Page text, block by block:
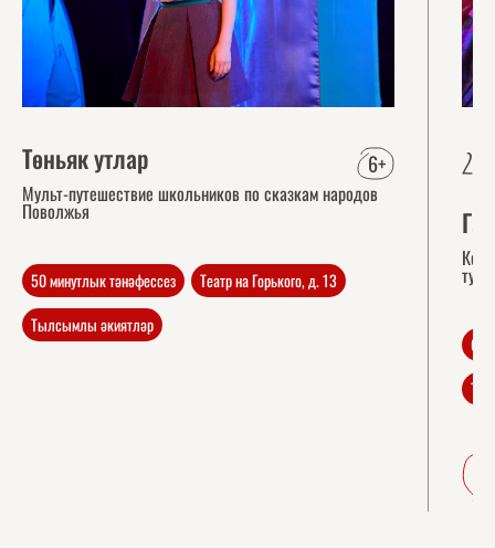
6+
Төньяк утлар
Мульт-путешествие школьников по сказкам народов
Поволжья
50 минутлык тәнәфессез
Театр на Горького, д. 13
Тылсымлы әкиятләр
29
60